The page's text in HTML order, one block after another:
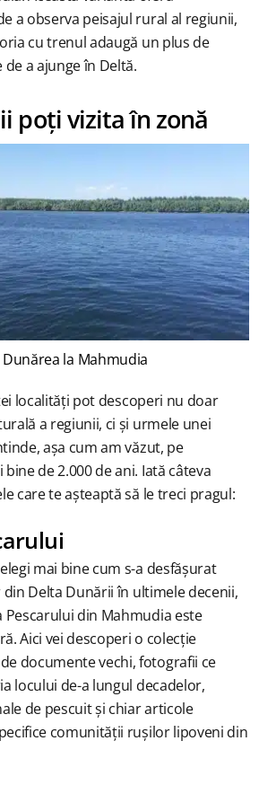
a observa peisajul rural al regiunii,
cu trenul adaugă un plus de
a ajunge în Deltă.
poți vizita în zonă
Dunărea la Mahmudia
localități pot descoperi nu doar
a regiunii, ci și urmele unei
așa cum am văzut, pe
de 2.000 de ani. Iată câteva
care te așteaptă să le treci pragul:
mai bine cum s-a desfășurat
Delta Dunării în ultimele decenii,
Pescarului din Mahmudia este
Aici vei descoperi o colecție
documente vechi, fotografii ce
locului de-a lungul decadelor,
de pescuit și chiar articole
comunității rușilor lipoveni din